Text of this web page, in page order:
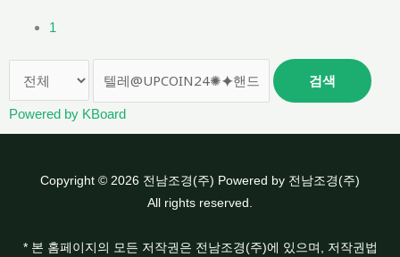
1
검색
Powered by KBoard
Copyright © 2026 전남조경(주) Powered by 전남조경(주)
All rights reserved.
* 본 홈페이지의 모든 저작권은 전남조경(주)에 있으며, 저작권법